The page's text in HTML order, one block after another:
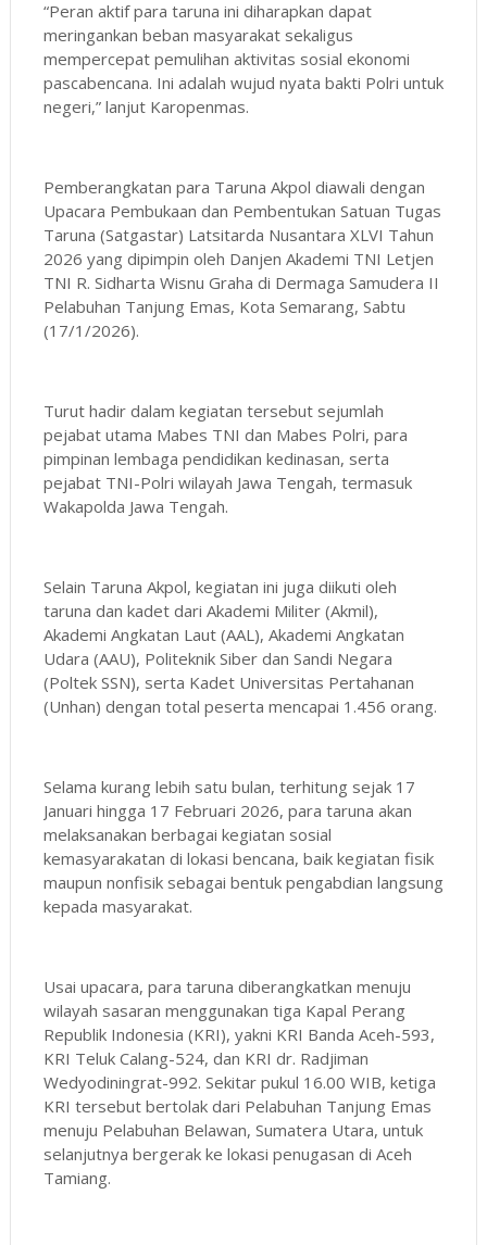
“Peran aktif para taruna ini diharapkan dapat
meringankan beban masyarakat sekaligus
mempercepat pemulihan aktivitas sosial ekonomi
pascabencana. Ini adalah wujud nyata bakti Polri untuk
negeri,” lanjut Karopenmas.
Pemberangkatan para Taruna Akpol diawali dengan
Upacara Pembukaan dan Pembentukan Satuan Tugas
Taruna (Satgastar) Latsitarda Nusantara XLVI Tahun
2026 yang dipimpin oleh Danjen Akademi TNI Letjen
TNI R. Sidharta Wisnu Graha di Dermaga Samudera II
Pelabuhan Tanjung Emas, Kota Semarang, Sabtu
(17/1/2026).
Turut hadir dalam kegiatan tersebut sejumlah
pejabat utama Mabes TNI dan Mabes Polri, para
pimpinan lembaga pendidikan kedinasan, serta
pejabat TNI-Polri wilayah Jawa Tengah, termasuk
Wakapolda Jawa Tengah.
Selain Taruna Akpol, kegiatan ini juga diikuti oleh
taruna dan kadet dari Akademi Militer (Akmil),
Akademi Angkatan Laut (AAL), Akademi Angkatan
Udara (AAU), Politeknik Siber dan Sandi Negara
(Poltek SSN), serta Kadet Universitas Pertahanan
(Unhan) dengan total peserta mencapai 1.456 orang.
Selama kurang lebih satu bulan, terhitung sejak 17
Januari hingga 17 Februari 2026, para taruna akan
melaksanakan berbagai kegiatan sosial
kemasyarakatan di lokasi bencana, baik kegiatan fisik
maupun nonfisik sebagai bentuk pengabdian langsung
kepada masyarakat.
Usai upacara, para taruna diberangkatkan menuju
wilayah sasaran menggunakan tiga Kapal Perang
Republik Indonesia (KRI), yakni KRI Banda Aceh-593,
KRI Teluk Calang-524, dan KRI dr. Radjiman
Wedyodiningrat-992. Sekitar pukul 16.00 WIB, ketiga
KRI tersebut bertolak dari Pelabuhan Tanjung Emas
menuju Pelabuhan Belawan, Sumatera Utara, untuk
selanjutnya bergerak ke lokasi penugasan di Aceh
Tamiang.